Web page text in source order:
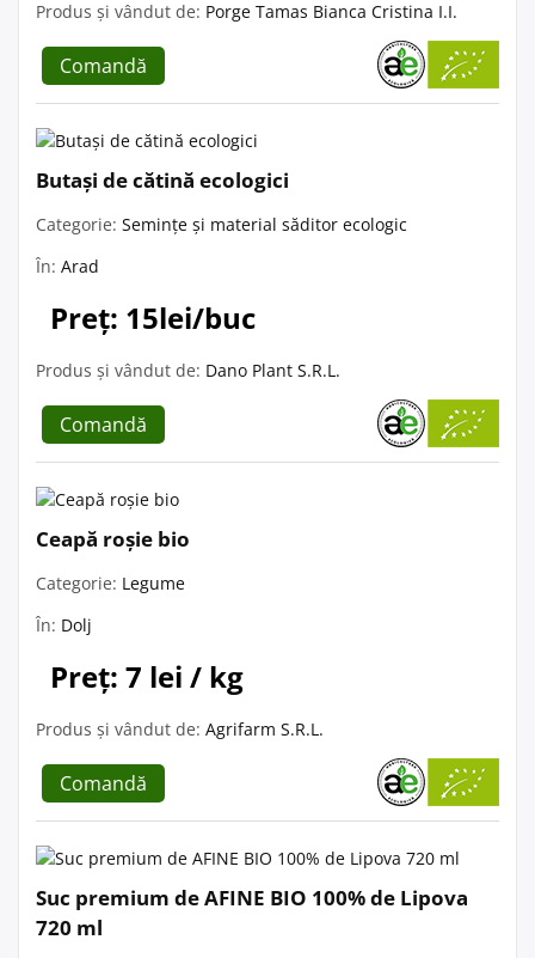
Produs și vândut de: Porge Tamas Bianca Cristina I.I.
Comandă
Butași de cătină ecologici
Categorie: Semințe și material săditor ecologic
În: Arad
Preț: 15lei/buc
Produs și vândut de: Dano Plant S.R.L.
Comandă
Ceapă roșie bio
Categorie: Legume
În: Dolj
Preț: 7 lei / kg
Produs și vândut de: Agrifarm S.R.L.
Comandă
Suc premium de AFINE BIO 100% de Lipova
720 ml